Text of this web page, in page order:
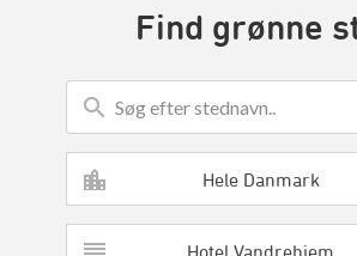
GREEN SPORT FACILITY
GREEN CAMPING
GREEN ATTRACTION
Find grønne
Hele Danmark
Hotel,Vandrehjem